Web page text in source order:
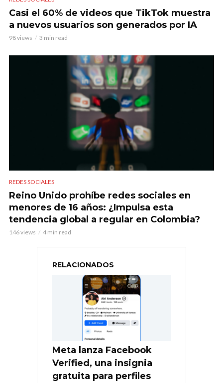
Casi el 60% de videos que TikTok muestra
a nuevos usuarios son generados por IA
98 views 3 min read
REDES SOCIALES
Reino Unido prohíbe redes sociales en
menores de 16 años: ¿Impulsa esta
tendencia global a regular en Colombia?
146 views 4 min read
RELACIONADOS
Meta lanza Facebook
Verified, una insignia
gratuita para perfiles